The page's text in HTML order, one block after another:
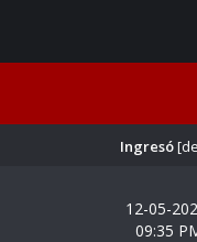
Ingresó[
12-05-
09:35